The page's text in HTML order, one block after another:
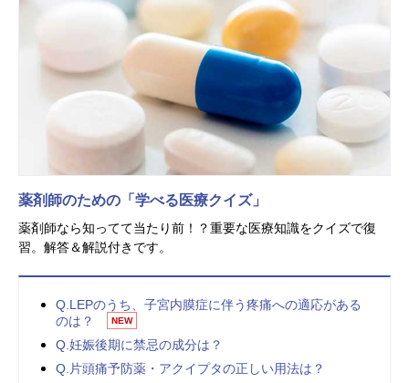
薬剤師のための「学べる医療クイズ」
薬剤師なら知ってて当たり前！？重要な医療知識をクイズで復
習。解答＆解説付きです。
Q.LEPのうち、子宮内膜症に伴う疼痛への適応がある
のは？
NEW
Q.妊娠後期に禁忌の成分は？
Q.片頭痛予防薬・アクイプタの正しい用法は？